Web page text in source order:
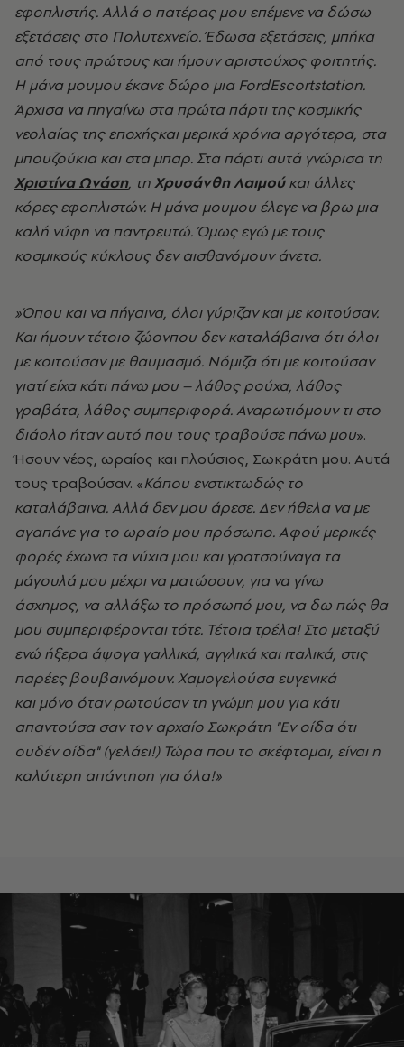
εφοπλιστής. Αλλά ο πατέρας μου επέμενε να δώσω
εξετάσεις στο Πολυτεχνείο. Έδωσα εξετάσεις, μπήκα
από τους πρώτους και ήμουν αριστούχος φοιτητής.
Η μάνα μουμου έκανε δώρο μια FordΕscortstation.
Άρχισα να πηγαίνω στα πρώτα πάρτι της κοσμικής
νεολαίας της εποχήςκαι μερικά χρόνια αργότερα, στα
μπουζούκια και στα μπαρ. Στα πάρτι αυτά γνώρισα τη
Χριστίνα Ωνάση, τηΧρυσάνθη Λαιμούκαι άλλες
κόρες εφοπλιστών. Η μάνα μουμου έλεγε να βρω μια
καλή νύφη να παντρευτώ. Όμως εγώ με τους
κοσμικούς κύκλους δεν αισθανόμουν άνετα.
»Όπου και να πήγαινα, όλοι γύριζαν και με κοιτούσαν.
Και ήμουν τέτοιο ζώονπου δεν καταλάβαινα ότι όλοι
με κοιτούσαν με θαυμασμό. Νόμιζα ότι με κοιτούσαν
γιατί είχα κάτι πάνω μου – λάθος ρούχα, λάθος
γραβάτα, λάθος συμπεριφορά. Αναρωτιόμουν τι στο
διάολο ήταν αυτό που τους τραβούσε πάνω μου».
Ήσουν νέος, ωραίος και πλούσιος, Σωκράτη μου. Αυτά
τους τραβούσαν. «Κάπου ενστικτωδώς το
καταλάβαινα. Αλλά δεν μου άρεσε. Δεν ήθελα να με
αγαπάνε για το ωραίο μου πρόσωπο. Αφού μερικές
φορές έχωνα τα νύχια μου και γρατσούναγα τα
μάγουλά μου μέχρι να ματώσουν, για να γίνω
άσχημος, να αλλάξω το πρόσωπό μου, να δω πώς θα
μου συμπεριφέρονται τότε. Τέτοια τρέλα! Στο μεταξύ
ενώ ήξερα άψογα γαλλικά, αγγλικά και ιταλικά, στις
παρέες βουβαινόμουν. Χαμογελούσα ευγενικά
και μόνο όταν ρωτούσαν τη γνώμη μου για κάτι
απαντούσα σαν τον αρχαίο Σωκράτη "Εν οίδα ότι
ουδέν οίδα" (γελάει!) Τώρα που το σκέφτομαι, είναι η
καλύτερη απάντηση για όλα!»